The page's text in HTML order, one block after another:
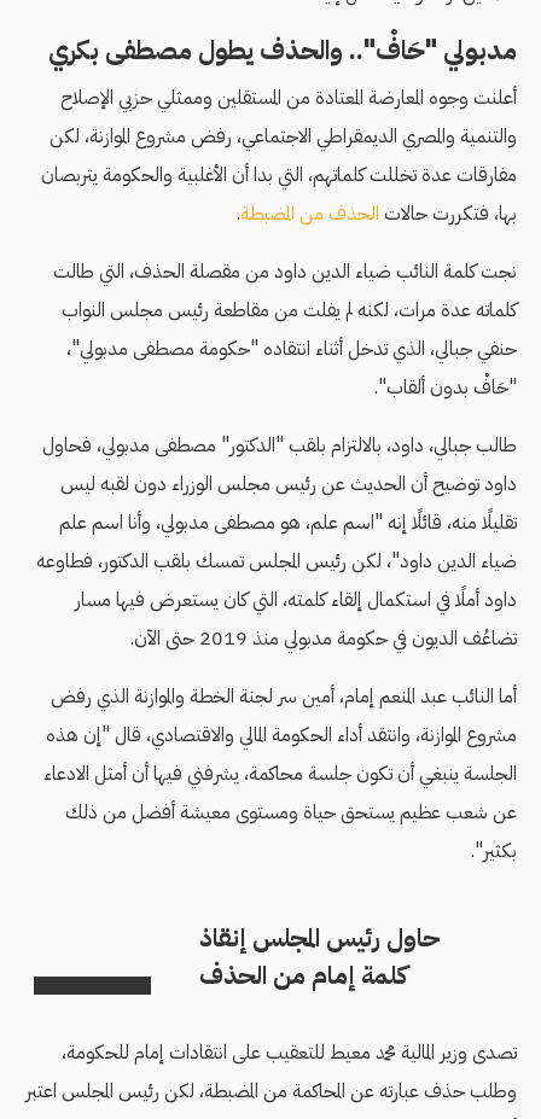
مدبولي "حَافْ".. والحذف يطول مصطفى بكري
أعلنت وجوه المعارضة المعتادة من المستقلين وممثلي حزبي الإصلاح
والتنمية والمصري الديمقراطي الاجتماعي، رفض مشروع الموازنة، لكن
مفارقات عدة تخللت كلماتهم، التي بدا أن الأغلبية والحكومة يتربصان
بها، فتكررت حالات الحذف من المضبطة.
نجت كلمة النائب ضياء الدين داود من مقصلة الحذف، التي طالت
كلماته عدة مرات، لكنه لم يفلت من مقاطعة رئيس مجلس النواب
حنفي جبالي، الذي تدخل أثناء انتقاده "حكومة مصطفى مدبولي"،
"حَافْ بدون ألقاب".
طالب جبالي، داود، بالالتزام بلقب "الدكتور" مصطفى مدبولي، فحاول
داود توضيح أن الحديث عن رئيس مجلس الوزراء دون لقبه ليس
تقليلًا منه، قائلًا إنه "اسم علم، هو مصطفى مدبولي، وأنا اسم علم
ضياء الدين داود"، لكن رئيس المجلس تمسك بلقب الدكتور، فطاوعه
داود أملًا في استكمال إلقاء كلمته، التي كان يستعرض فيها مسار
تضاعُف الديون في حكومة مدبولي منذ 2019 حتى الآن.
أما النائب عبد المنعم إمام، أمين سر لجنة الخطة والموازنة الذي رفض
مشروع الموازنة، وانتقد أداء الحكومة المالي والاقتصادي، قال "إن هذه
الجلسة ينبغي أن تكون جلسة محاكمة، يشرفني فيها أن أمثل الادعاء
عن شعب عظيم يستحق حياة ومستوى معيشة أفضل من ذلك
بكثير".
حاول رئيس المجلس إنقاذ
كلمة إمام من الحذف
تصدى وزير المالية محمد معيط للتعقيب على انتقادات إمام للحكومة،
وطلب حذف عبارته عن المحاكمة من المضبطة، لكن رئيس المجلس اعتبر